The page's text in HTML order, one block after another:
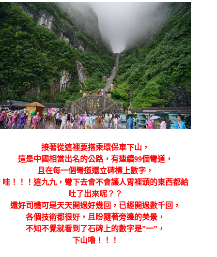
接著從這裡要搭乘環保車下山，
這是中國相當出名的公路，有連續99個彎道，
且在每一個彎道還立碑標上數字，
哇！！！這九九，彎下去會不會讓人胃裡頭的東西都給
吐了出來呢？？
還好司機可是天天開過好幾回，已經開過數千回，
各個技術都很好，且盼隨著旁邊的美景，
不知不覺就看到了石碑上的數字是”一”，
下山嚕！！！